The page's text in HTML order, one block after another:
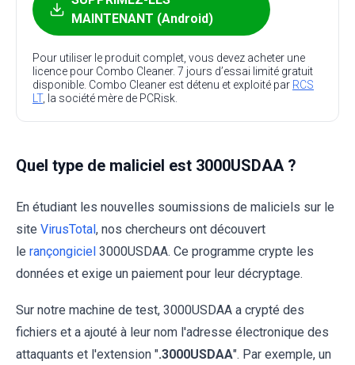
MAINTENANT (Android)
Pour utiliser le produit complet, vous devez acheter une
licence pour Combo Cleaner. 7 jours d’essai limité gratuit
disponible. Combo Cleaner est détenu et exploité par RCS
LT, la société mère de PCRisk.
Quel type de maliciel est 3000USDAA ?
En étudiant les nouvelles soumissions de maliciels sur le
site VirusTotal, nos chercheurs ont découvert
le rançongiciel 3000USDAA. Ce programme crypte les
données et exige un paiement pour leur décryptage.
Sur notre machine de test, 3000USDAA a crypté des
fichiers et a ajouté à leur nom l'adresse électronique des
attaquants et l'extension ".3000USDAA". Par exemple, un